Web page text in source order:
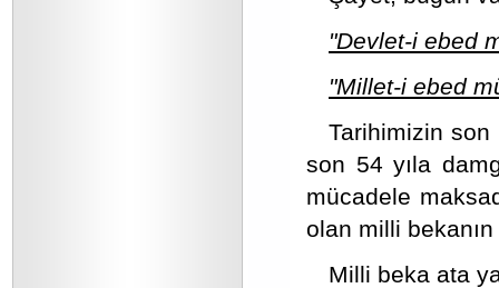
"Devlet-i ebed
"Millet-i ebed
Tarihimizin son
son 54 yıla
mücadele
olan milli
Milli beka ata